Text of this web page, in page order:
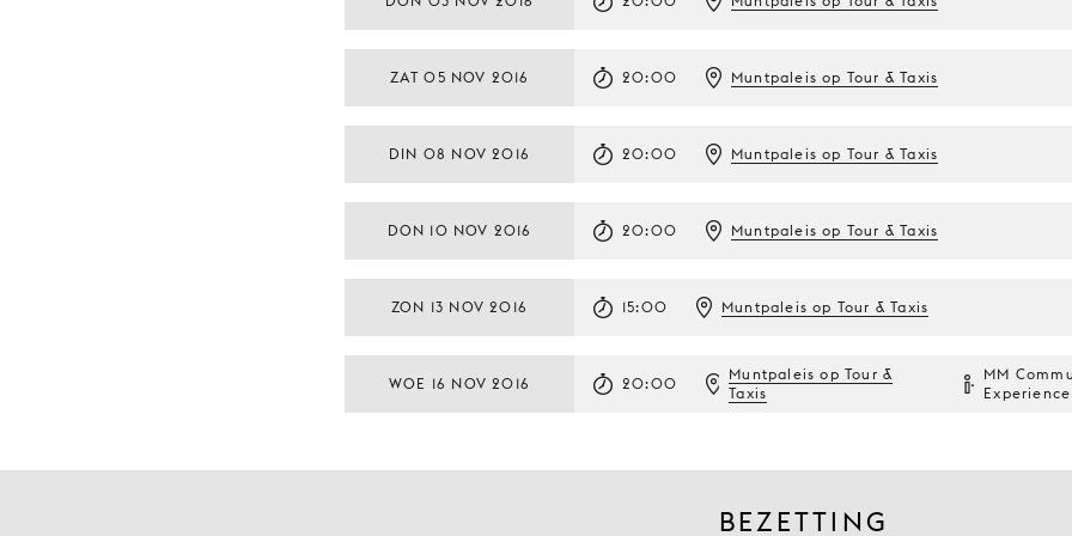
ZAT 05 NOV 2016 20:00 Muntpaleis op Tour & Taxis
DIN 08 NOV 2016 20:00 Muntpaleis op Tour & Taxis
DON 10 NOV 2016 20:00 Muntpaleis op Tour & Taxis
ZON 13 NOV 2016 15:00 Muntpaleis op Tour & Taxis
WOE 16 NOV 2016 20:00
Muntpaleis op Tour &
Taxis
MM
Experience
BEZETTING